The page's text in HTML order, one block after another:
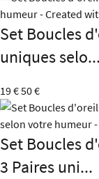
Set Boucles
uniques selo...
19 €50 €
Set Boucles
3 Paires uni...